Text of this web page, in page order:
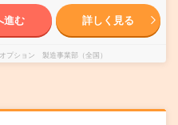
進む 詳しく見る
プション 製造事業部（全国）